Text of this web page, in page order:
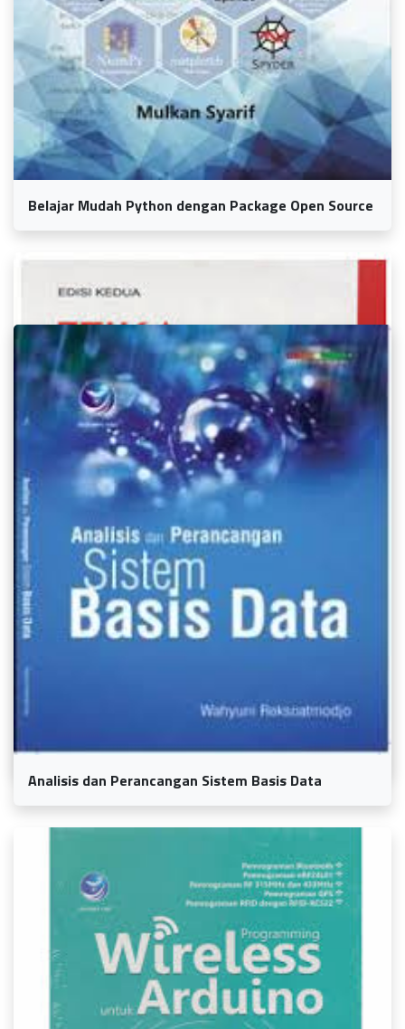
Belajar Mudah Python dengan Package Open Source
Etika Enjiniring - Edisi 2
Analisis dan Perancangan Sistem Basis Data